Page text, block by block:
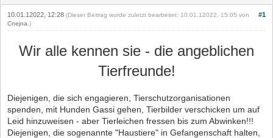
#1
10.01.12022, 12:28 (Dieser Beitrag wurde zuletzt bearbeitet: 10.01.12022, 15:05 von
Cnejna .)
Wir alle kennen sie - die angeblichen
Tierfreunde!
Diejenigen, die sich engagieren, Tierschutzorganisationen
spenden, mit Hunden Gassi gehen, Tierbilder verschicken um auf
Leid hinzuweisen - aber Tierleichen fressen bis zum Abwinken!!!
Diejenigen, die sogenannte "Haustiere" in Gefangenschaft halten,